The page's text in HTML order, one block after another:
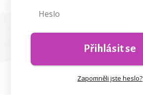
Přihlásit se
Zapomněli jste heslo?